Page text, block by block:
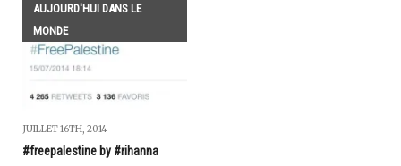
AUJOURD'HUI DANS LE
MONDE
JUILLET 16TH, 2014
#freepalestine by #rihanna